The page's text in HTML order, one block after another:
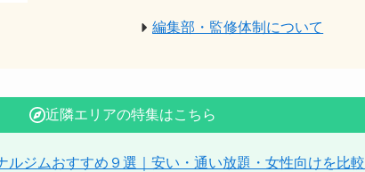
編集部・監修体制について
近隣エリアの特集はこちら
ルジムおすすめ９選｜安い・通い放題・女性向けを比較